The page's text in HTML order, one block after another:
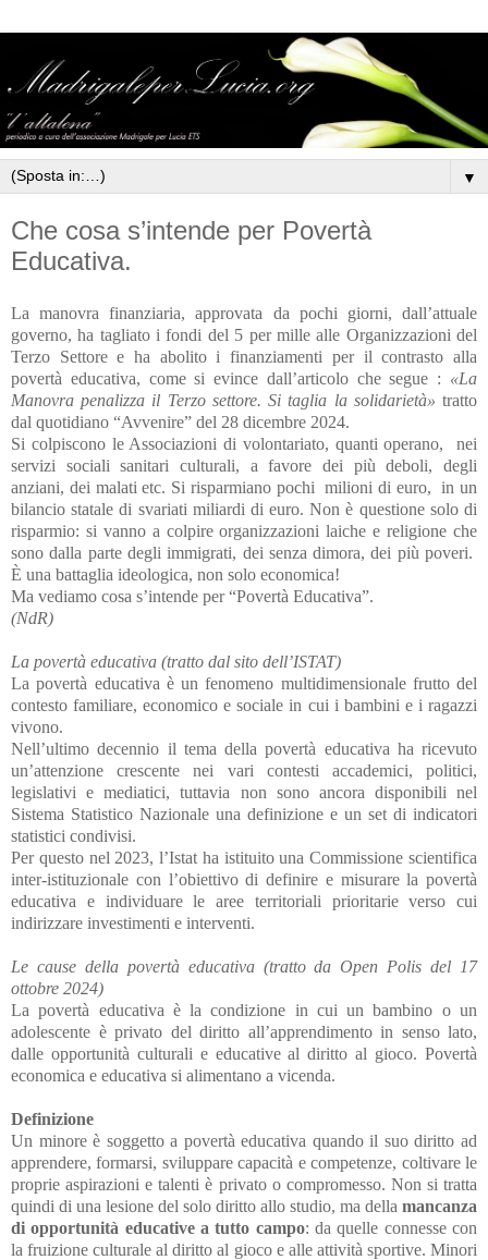
▼
Che cosa s’intende per Povertà
Educativa.
La manovra finanziaria, approvata da pochi giorni, dall’attuale
governo, ha tagliato i fondi del 5 per mille alle Organizzazioni del
Terzo Settore e ha abolito i finanziamenti per il contrasto alla
povertà educativa, come si evince dall’articolo che segue : «La
Manovra penalizza il Terzo settore. Si taglia la solidarietà» tratto
dal quotidiano “Avvenire” del 28 dicembre 2024.
Si colpiscono le Associazioni di volontariato, quanti operano,
nei
servizi sociali sanitari culturali, a favore dei più deboli, degli
anziani, dei malati etc. Si risparmiano pochi milioni di euro,
in un
bilancio statale di svariati miliardi di euro. Non è questione solo di
risparmio: si vanno a colpire organizzazioni laiche e religione che
sono dalla parte degli immigrati, dei senza dimora, dei più poveri.
È una battaglia ideologica, non solo economica!
Ma vediamo cosa s’intende per “Povertà Educativa”.
(NdR)
La povertà educativa (tratto dal sito dell’ISTAT)
La povertà educativa è un fenomeno multidimensionale frutto del
contesto familiare, economico e sociale in cui i bambini e i ragazzi
vivono.
Nell’ultimo decennio il tema della povertà educativa ha ricevuto
un’attenzione crescente nei vari contesti accademici, politici,
legislativi e mediatici, tuttavia non sono ancora disponibili nel
Sistema Statistico Nazionale una definizione e un set di indicatori
statistici condivisi.
Per questo nel 2023, l’Istat ha istituito una Commissione scientifica
inter-istituzionale con l’obiettivo di definire e misurare la povertà
educativa e individuare le aree territoriali prioritarie verso cui
indirizzare investimenti e interventi.
Le cause della povertà educativa (tratto da Open Polis del 17
ottobre 2024)
La povertà educativa è la condizione in cui un bambino o un
adolescente è privato del diritto all’apprendimento in senso lato,
dalle opportunità culturali e educative al diritto al gioco. Povertà
economica e educativa si alimentano a vicenda.
Definizione
Un minore è soggetto a povertà educativa quando il suo diritto ad
apprendere, formarsi, sviluppare capacità e competenze, coltivare le
proprie aspirazioni e talenti è privato o compromesso. Non si tratta
quindi di una lesione del solo diritto allo studio, ma della mancanza
di opportunità educative a tutto campo: da quelle connesse con
la fruizione culturale al diritto al gioco e alle attività sportive. Minori